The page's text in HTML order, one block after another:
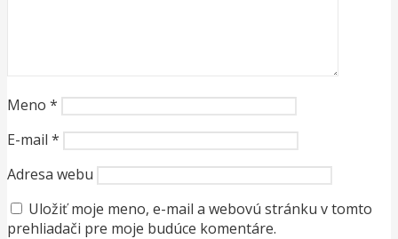
Meno *
E-mail *
Adresa webu
Uložiť moje meno, e-mail a webovú stránku v tomto
prehliadači pre moje budúce komentáre.